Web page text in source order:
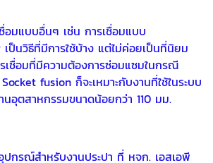
อมแบบอื่นๆ เช่น การเชื่อมแบบ
ป็นวิธีที่มีการใช้บ้าง แต่ไม่ค่อยเป็นที่นิยม
รเชื่อมที่มีความต้องการซ่อมแซมในกรณี
fusion ก็จะเหมาะกับงานที่ใช้ในระบบ
นอุตสาหกรรมขนาดน้อยกว่า 110 มม.
กรณ์สำหรับงานประปา ที่ หจก. เอสเอพี